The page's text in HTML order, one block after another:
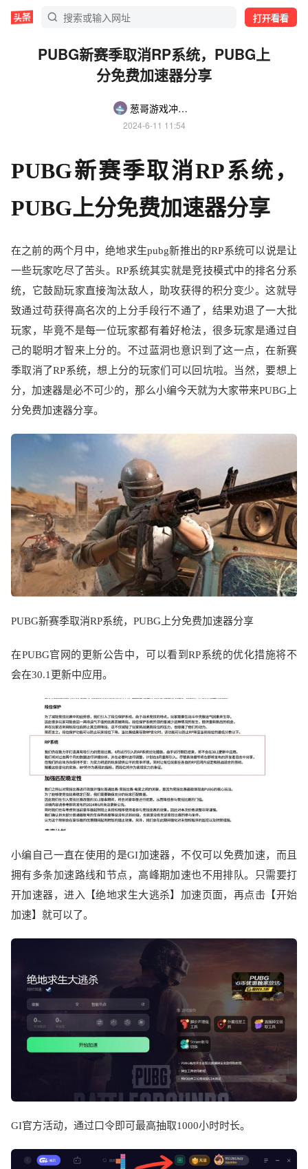
打开看看
PUBG新赛季取消RP系统，PUBG上
分免费加速器分享
葱哥游戏冲锋舟
2024-6-11 11:54
PUBG新赛季取消RP系统，
PUBG上分免费加速器分享
在之前的两个月中，绝地求生pubg新推出的RP系统可以说是让
一些玩家吃尽了苦头。RP系统其实就是竞技模式中的排名分系
统，它鼓励玩家直接淘汰敌人，助攻获得的积分变少。这就导
致通过苟获得高名次的上分手段行不通了，结果劝退了一大批
玩家，毕竟不是每一位玩家都有着好枪法，很多玩家是通过自
己的聪明才智来上分的。不过蓝洞也意识到了这一点，在新赛
季取消了RP系统，想上分的玩家们可以回坑啦。当然，要想上
分，加速器是必不可少的，那么小编今天就为大家带来PUBG上
分免费加速器分享。
PUBG新赛季取消RP系统， PUBG 上分免费加速器分享
在PUBG官网的更新公告中，可以看到RP系统的优化措施将不
会在30.1更新中应用。
小编自己一直在使用的是GI加速器，不仅可以免费加速，而且
拥有多条加速路线和节点，高峰期加速也不用排队。只需要打
开加速器，进入【绝地求生大逃杀】加速页面，再点击【开始
加速】就可以了。
GI官方活动，通过口令即可最高抽取1000小时时长。